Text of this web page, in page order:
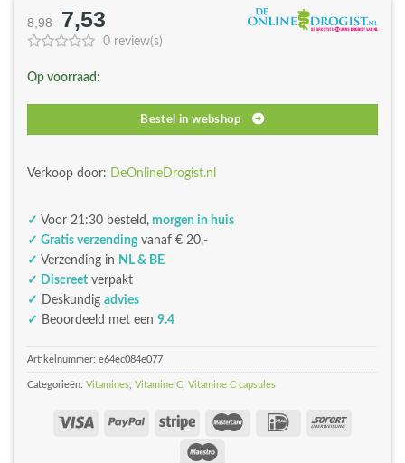
8,98
Oorspronkelijke
prijs
€8,98.
7,53
prijs
0 review(s)
Op voorraad:
Bestel in webshop
Verkoop door: DeOnlineDrogist.nl
✓ Voor 21:30 besteld, morgen in huis
✓ Gratis verzendingvanaf € 20,-
✓ Verzending in NL & BE
✓ Discreet verpakt
✓
Deskundig advies
✓ Beoordeeld met een 9.4
Artikelnummer: e64ec084e077
Categorieën: Vitamines Vitamine C Vitamine C capsules